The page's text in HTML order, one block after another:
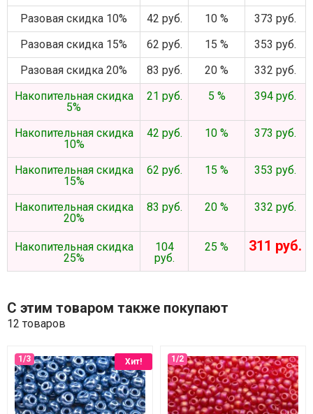
Разовая скидка 10%
42 руб. 10 %
373 руб.
Разовая скидка 15%
62 руб. 15 %
353 руб.
Разовая скидка 20%
83 руб. 20 %
332 руб.
Накопительная скидка
5%
21 руб. 5 % 394 руб.
Накопительная скидка
10%
42 руб. 10 % 373 руб.
Накопительная скидка
15%
62 руб. 15 % 353 руб.
Накопительная скидка
20%
83 руб. 20 % 332 руб.
Накопительная скидка
25%
104
руб.
25 % 311 руб.
С этим товаром также покупают
12 товаров
Хит!